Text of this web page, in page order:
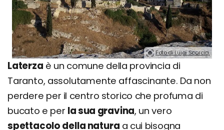
Foto di Luigi Scorcia.
Laterza è un comune della provincia di
Taranto, assolutamente affascinante. Da non
perdere per il centro storico che profuma di
bucato e per la sua gravina, un vero
spettacolo della natura a cui bisogna